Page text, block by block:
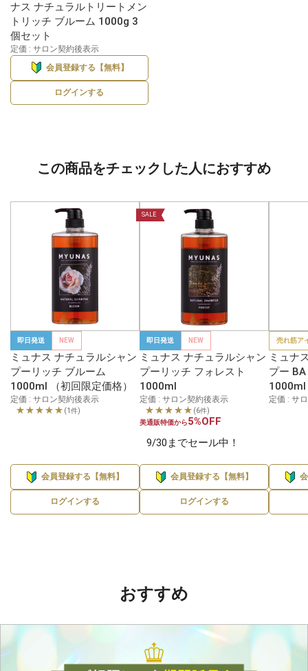
ナス ナチュラルトリートメン
トリッチ ブルーム 1000g 3
個セット
定価 : サロン契約後表示
会員登録する【無料】
ログインする
この商品をチェックした人におすすめ
即日発送 NEW
ミュナス ナチュラルシャン
プーリッチ ブルーム
1000ml （初回限定価格）
定価 : サロン契約後表示
★★★★★ (1件)
会員登録する【無料】
ログインする
SALE
即日発送 NEW
ミュナス ナチュラルシャン
プーリッチ フォレスト
1000ml
定価 : サロン契約後表示
★★★★★ (6件)
美通販特価から5%OFF
9/30までセール中！
会員登録する【無料】
ログインする
売れ筋ア
ミュナ
プー
1000ml
定価 : サ
おすすめ